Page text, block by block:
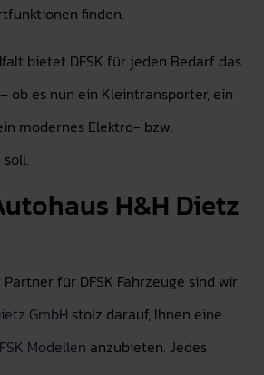
finden.
bietet DFSK für jeden Bedarf das
ob es nun ein Kleintransporter, ein
modernes Elektro- bzw.
H&H Dietz
für DFSK Fahrzeuge sind wir
GmbH stolz darauf, Ihnen eine
Modellen anzubieten. Jedes